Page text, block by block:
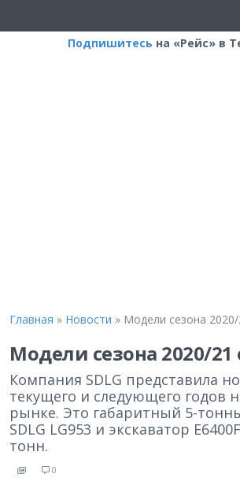
Подпишитесь на «Рейс» в
Главная » Новости » Модели сезона 2020/
Модели сезона 2020/21
Компания SDLG представила
текущего и следующего годов
рынке. Это габаритный 5-
SDLG LG953 и экскаватор
тонн.
0